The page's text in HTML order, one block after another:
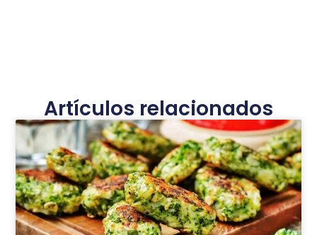
Artículos relacionados